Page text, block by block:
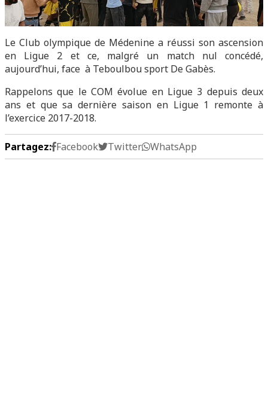
Le Club olympique de Médenine a réussi son ascension
en Ligue 2 et ce, malgré un match nul concédé,
aujourd’hui, face à Teboulbou sport De Gabès.
Rappelons que le COM évolue en Ligue 3 depuis deux
ans et que sa dernière saison en Ligue 1 remonte à
l’exercice 2017-2018.
Partagez: Facebook Twitter WhatsApp